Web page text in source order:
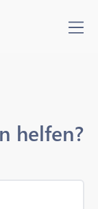
helfen?